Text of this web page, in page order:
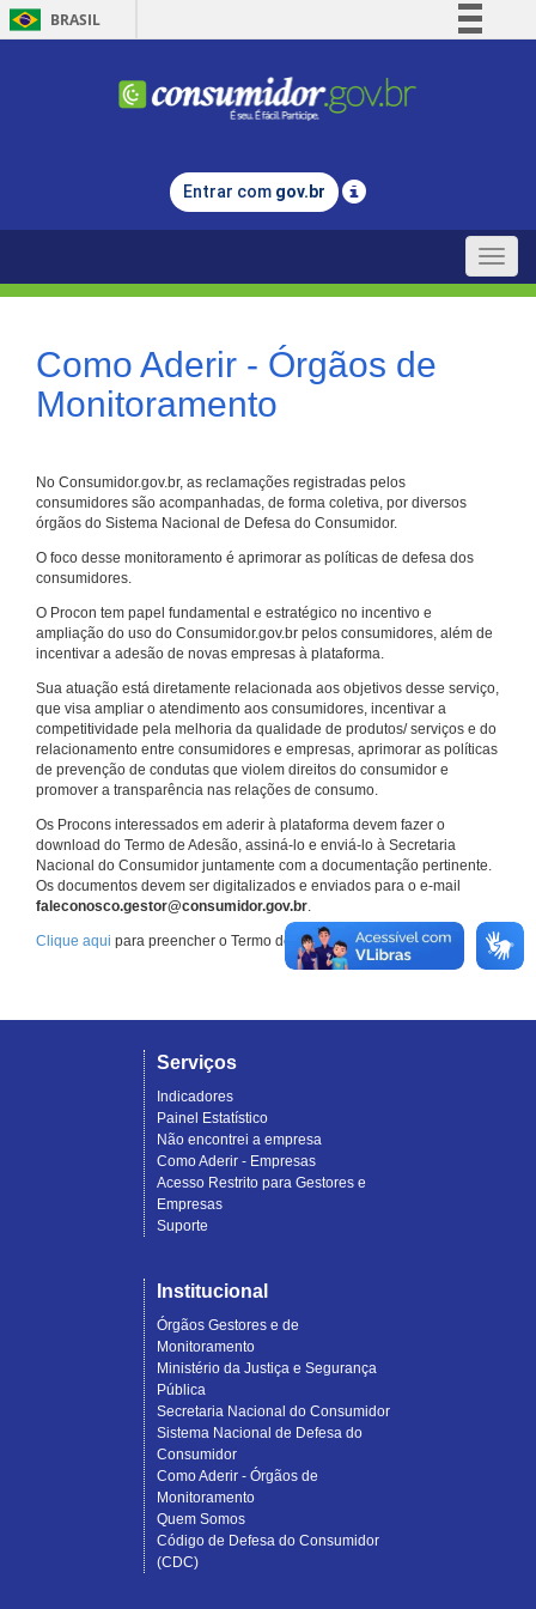
BRASIL
Comunica BR
Legislação
Entrar com gov.br
Toggle
Como Aderir - Órgãos de
Monitoramento
No Consumidor.gov.br, as reclamações registradas pelos
consumidores são acompanhadas, de forma coletiva, por diversos
órgãos do Sistema Nacional de Defesa do Consumidor.
O foco desse monitoramento é aprimorar as políticas de defesa dos
consumidores.
O Procon tem papel fundamental e estratégico no incentivo e
ampliação do uso do Consumidor.gov.br pelos consumidores, além de
incentivar a adesão de novas empresas à plataforma.
Sua atuação está diretamente relacionada aos objetivos desse serviço,
que visa ampliar o atendimento aos consumidores, incentivar a
competitividade pela melhoria da qualidade de produtos/ serviços e do
relacionamento entre consumidores e empresas, aprimorar as políticas
de prevenção de condutas que violem direitos do consumidor e
promover a transparência nas relações de consumo.
Os Procons interessados em aderir à plataforma devem fazer o
download do Termo de Adesão, assiná-lo e enviá-lo à Secretaria
Nacional do Consumidor juntamente com a documentação pertinente.
Os documentos devem ser digitalizados e enviados para o e-mail
faleconosco.gestor@consumidor.gov.br.
Clique aqui para preencher o Termo de Adesão.
Serviços
Indicadores
Painel Estatístico
Não encontrei a empresa
Como Aderir - Empresas
Acesso Restrito para Gestores e
Empresas
Suporte
Institucional
Órgãos Gestores e de
Monitoramento
Ministério da Justiça e Segurança
Pública
Secretaria Nacional do Consumidor
Sistema Nacional de Defesa do
Consumidor
Como Aderir - Órgãos de
Monitoramento
Quem Somos
Código de Defesa do Consumidor
(CDC)